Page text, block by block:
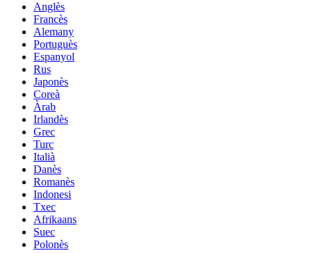
Anglès
Francès
Alemany
Portuguès
Espanyol
Rus
Japonès
Coreà
Àrab
Irlandès
Grec
Turc
Italià
Danès
Romanès
Indonesi
Txec
Afrikaans
Suec
Polonès